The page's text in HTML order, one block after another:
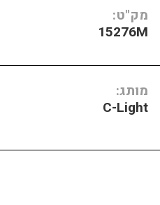
מק"ט:
15276M
מותג:
C-Light